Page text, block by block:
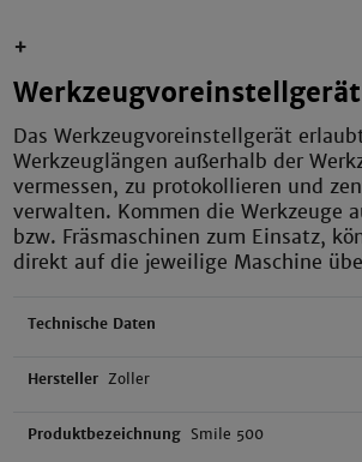
+
Werkzeugvoreinstellgerät
Das Werkzeugvoreinstellgerät
Werkzeuglängen außerhalb der
vermessen, zu protokollieren und
verwalten. Kommen die Werkzeuge
bzw. Fräsmaschinen zum Einsatz,
direkt auf die jeweilige Maschine
Technische Daten
HerstellerZoller
Produktbezeichnung Smile 500